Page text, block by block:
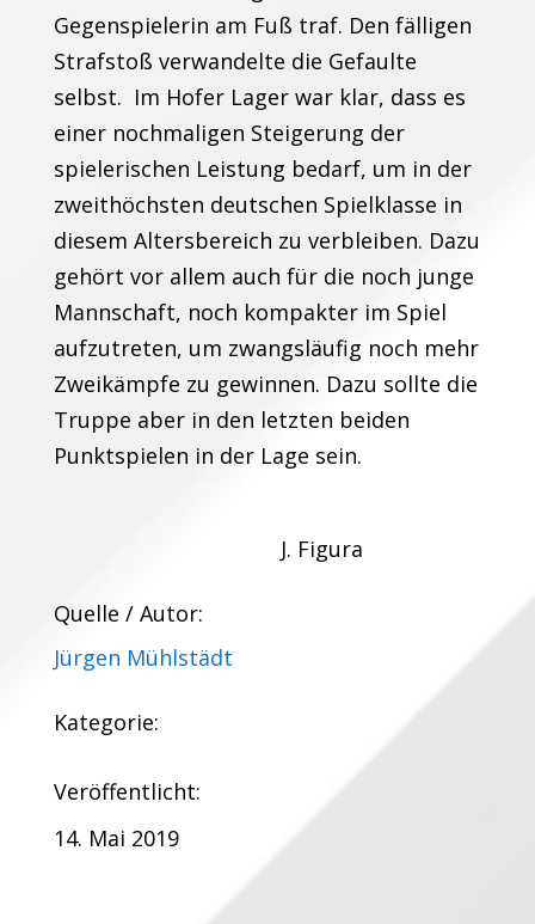
Gegenspielerin am Fuß traf. Den fälligen
Strafstoß verwandelte die Gefaulte
selbst. Im Hofer Lager war klar, dass es
einer nochmaligen Steigerung der
spielerischen Leistung bedarf, um in der
zweithöchsten deutschen Spielklasse in
diesem Altersbereich zu verbleiben. Dazu
gehört vor allem auch für die noch junge
Mannschaft, noch kompakter im Spiel
aufzutreten, um zwangsläufig noch mehr
Zweikämpfe zu gewinnen. Dazu sollte die
Truppe aber in den letzten beiden
Punktspielen in der Lage sein.
J. Figura
Quelle / Autor:
Jürgen Mühlstädt
Kategorie:
Veröffentlicht:
14. Mai 2019